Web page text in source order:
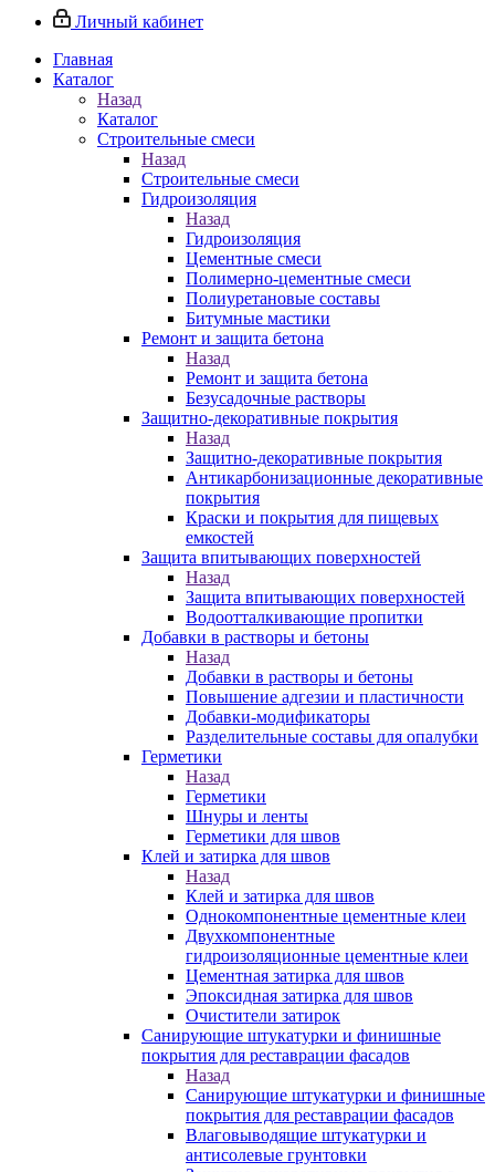
Личный кабинет
Главная
Каталог
Назад
Каталог
Строительные смеси
Назад
Строительные смеси
Гидроизоляция
Назад
Гидроизоляция
Цементные смеси
Полимерно-цементные смеси
Полиуретановые составы
Битумные мастики
Ремонт и защита бетона
Назад
Ремонт и защита бетона
Безусадочные растворы
Защитно-декоративные покрытия
Назад
Защитно-декоративные покрытия
Антикарбонизационные декоративные
покрытия
Краски и покрытия для пищевых
емкостей
Защита впитывающих поверхностей
Назад
Защита впитывающих поверхностей
Водоотталкивающие пропитки
Добавки в растворы и бетоны
Назад
Добавки в растворы и бетоны
Повышение адгезии и пластичности
Добавки-модификаторы
Разделительные составы для опалубки
Герметики
Назад
Герметики
Шнуры и ленты
Герметики для швов
Клей и затирка для швов
Назад
Клей и затирка для швов
Однокомпонентные цементные клеи
Двухкомпонентные
гидроизоляционные цементные клеи
Цементная затирка для швов
Эпоксидная затирка для швов
Очистители затирок
Санирующие штукатурки и финишные
покрытия для реставрации фасадов
Назад
Санирующие штукатурки и финишные
покрытия для реставрации фасадов
Влаговыводящие штукатурки и
антисолевые грунтовки